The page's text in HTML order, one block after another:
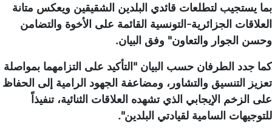
بما يستجيب لتطلعات قائدي البلدين الشقيقين ويعكس متانة
العلاقات الجزائرية-التونسية القائمة على الأخوة والتضامن
وحسن الجوار والتعاون" وفق البيان.
كما جدد الطرفان حسب البيان "التأكيد على التزامهما بمواصلة
تعزيز التنسيق والتشاور، ومضاعفة الجهود الرامية إلى الحفاظ
على الزخم الإيجابي الذي تشهده العلاقات الثنائية، تنفيذاً
للتوجيهات السامية لقيادتي البلدين".